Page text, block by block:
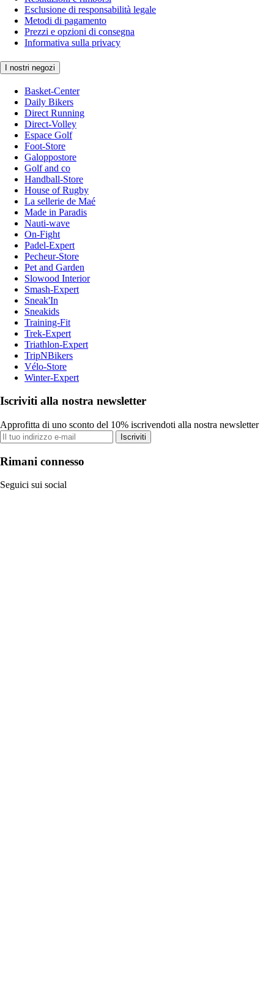
Esclusione di responsabilità legale
Metodi di pagamento
Prezzi e opzioni di consegna
Informativa sulla privacy
I nostri negozi
Basket-Center
Daily Bikers
Direct Running
Direct-Volley
Espace Golf
Foot-Store
Galoppostore
Golf and co
Handball-Store
House of Rugby
La sellerie de Maé
Made in Paradis
Nauti-wave
On-Fight
Padel-Expert
Pecheur-Store
Pet and Garden
Slowood Interior
Smash-Expert
Sneak'In
Sneakids
Training-Fit
Trek-Expert
Triathlon-Expert
TripNBikers
Vélo-Store
Winter-Expert
Iscriviti alla nostra newsletter
Approfitta di uno sconto del 10% iscrivendoti alla nostra newsletter
Iscriviti
Rimani connesso
Seguici sui social